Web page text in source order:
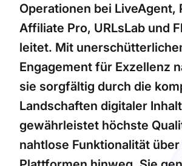
Operationen bei LiveAgent,
Affiliate Pro, URLsLab und
leitet. Mit
Engagement für Exzellenz
sie sorgfältig durch die
Landschaften digitaler
gewährleistet höchste
nahtlose Funktionalität über